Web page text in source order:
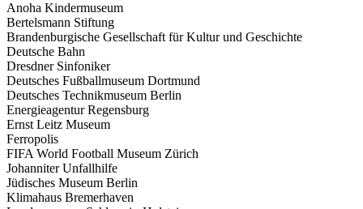
Anoha Kindermuseum
Bertelsmann Stiftung
Brandenburgische Gesellschaft für Kultur und Geschichte
Deutsche Bahn
Dresdner Sinfoniker
Deutsches Fußballmuseum Dortmund
Deutsches Technikmuseum Berlin
Energieagentur Regensburg
Ernst Leitz Museum
Ferropolis
FIFA World Football Museum Zürich
Johanniter Unfallhilfe
Jüdisches Museum Berlin
Klimahaus Bremerhaven